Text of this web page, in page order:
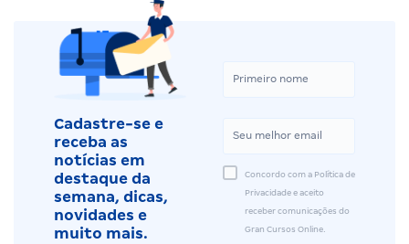
Cadastre-se e
receba as
notícias em
destaque da
semana, dicas,
novidades e
muito mais.
Concordo com a Política de
Privacidade e aceito
receber comunicações do
Gran Cursos Online.